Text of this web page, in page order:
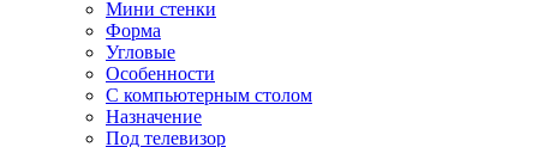
Мини стенки
Форма
Угловые
Особенности
С компьютерным столом
Назначение
Под телевизор